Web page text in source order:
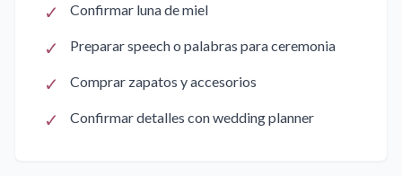
✓ Confirmar luna de miel
✓ Preparar speech o palabras para ceremonia
✓ Comprar zapatos y accesorios
✓ Confirmar detalles con wedding planner